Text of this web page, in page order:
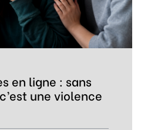
en ligne : sans
une violence